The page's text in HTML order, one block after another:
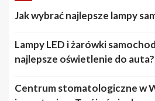
Jak wybrać najlepsze lampy
Lampy LED i żarówki
najlepsze oświetlenie do auta?
Centrum stomatologiczne w